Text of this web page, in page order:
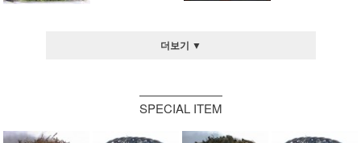
더보기 ▼
SPECIAL ITEM